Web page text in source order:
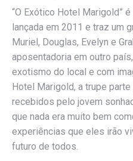
“O Exótico Hotel Marigold”
lançada em 2011 e traz um
Muriel, Douglas, Evelyn e
aposentadoria em outro
exotismo do local e com
Hotel Marigold, a trupe
recebidos pelo jovem
que nada era muito bem
experiências que eles irão
futuro de todos.